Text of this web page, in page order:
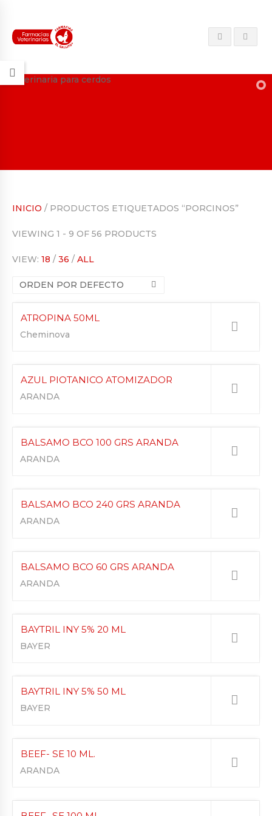
INICIO / PRODUCTOS ETIQUETADOS “PORCINOS”
VIEWING 1 - 9 OF 56 PRODUCTS
VIEW: 18 / 36 / ALL
ORDEN POR DEFECTO
ATROPINA 50ML
Cheminova
AZUL PIOTANICO ATOMIZADOR
ARANDA
BALSAMO BCO 100 GRS ARANDA
ARANDA
BALSAMO BCO 240 GRS ARANDA
ARANDA
BALSAMO BCO 60 GRS ARANDA
ARANDA
BAYTRIL INY 5% 20 ML
BAYER
BAYTRIL INY 5% 50 ML
BAYER
BEEF- SE 10 ML.
ARANDA